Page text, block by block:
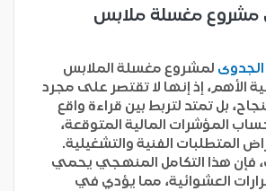
مشروع مغسلة ملابس
الجدوى لمشروع مغسلة الملابس
الأهم، إذ إنها لا تقتصر على مجرد
بل تمتد لتربط بين قراءة واقع
المؤشرات المالية المتوقعة،
المتطلبات الفنية والتشغيلية.
فإن هذا التكامل المنهجي يحمي
العشوائية، مما يؤدي في